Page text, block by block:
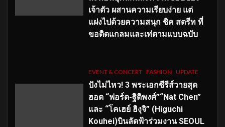
เจ้าตัว ผสานความเรียบง่าย แต่
แฝงไปด้วยความสนุก ชิค สตรีท ที่
ขอติดแกลมและเท่ตามแบบฉบับ
EVENT & CONCERT FASHION UPDATE
ปังไม่ไหว! 3 พระเอกซีรีส์วายสุด
ฮอต “ฟอร์ด-ฐิติพงศ์”“Nat Chen”
และ “โคเฮย์ ฮิงุจิ” (Higuchi
Kouhei)บินลัดฟ้าร่วมงาน SEOUL